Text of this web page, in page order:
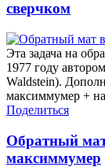
сверчком
Эта задача на
1977 году
Waldstein).
максиммумер +
Поделиться
Обратный
максиммумер